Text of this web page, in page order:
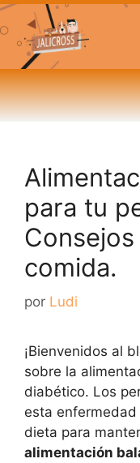
para tu
comida.
por Ludi
¡Bienvenidos al
sobre la
diabético. Los
esta
dieta para
alimentación